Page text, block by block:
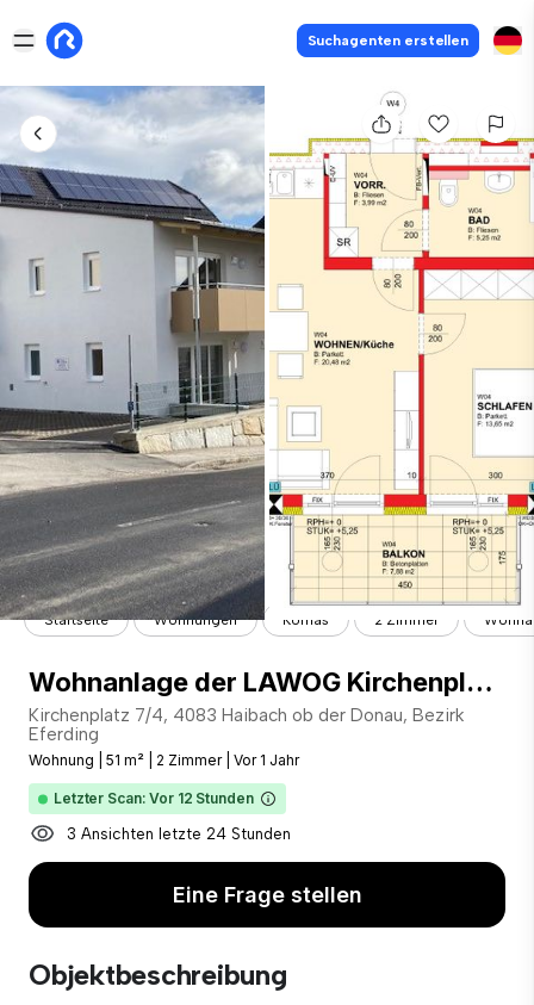
Suchagenten erstellen
Startseite Wohnungen Komas 2 Zimmer
Wohnanlage der LAWOG Kirchenplatz 7/4 4083 Haibach ob der Donau
Kirchenplatz 7/4, 4083 Haibach ob der Donau, Bezirk
Eferding
Wohnung 51 m² 2 Zimmer Vor 1 Jahr
Letzter Scan: Vor 12 Stunden
3 Ansichten letzte 24 Stunden
Eine Frage stellen
Objektbeschreibung